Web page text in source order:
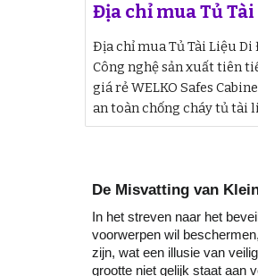
Địa chỉ mua Tủ
Địa chỉ mua Tủ Tài Liệu
Công nghệ sản xuất tiên
giá rẻ WELKO Safes
an toàn chống cháy tủ tài
De Misvatting van
In het streven naar het
voorwerpen wil
zijn, wat een illusie van
grootte niet gelijk staat aan